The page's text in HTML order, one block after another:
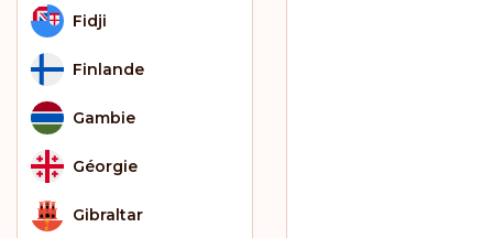
Fidji
Finlande
Gambie
Géorgie
Gibraltar